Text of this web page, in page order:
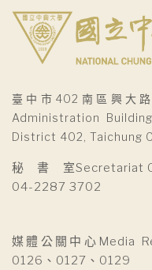
臺中市402南區興大
Administration
District 402, Taichung
秘 書 室Secretariat
04-2287 3702
媒體公關中心Media
0126、0127、0129